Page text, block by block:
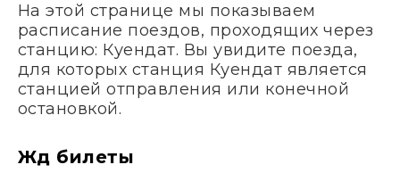
На этой странице мы показываем
расписание поездов, проходящих через
станцию: Куендат. Вы увидите поезда,
для которых станция Куендат является
станцией отправления или конечной
остановкой.
Жд билеты